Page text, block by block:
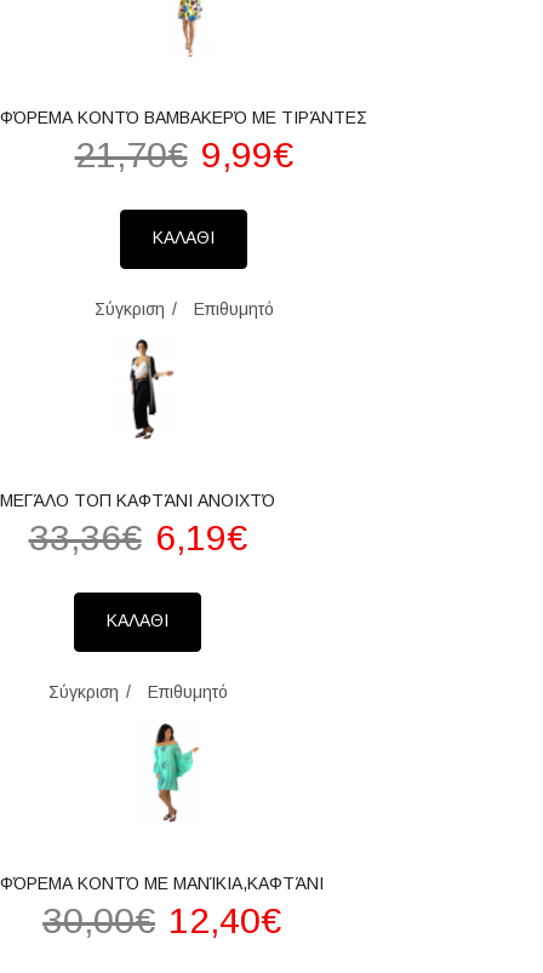
ΦΌΡΕΜΑ ΚΟΝΤΌ ΒΑΜΒΑΚΕΡΌ ΜΕ ΤΙΡΆΝΤΕΣ
21,70€ 9,99€
ΚΑΛΑΘΙ
Σύγκριση Επιθυμητό
ΜΕΓΆΛΟ ΤΟΠ ΚΑΦΤΆΝΙ ΑΝΟΙΧΤΌ
33,36€ 6,19€
ΚΑΛΑΘΙ
Σύγκριση Επιθυμητό
ΦΌΡΕΜΑ ΚΟΝΤΌ ΜΕ ΜΑΝΊΚΙΑ,ΚΑΦΤΆΝΙ
30,00€ 12,40€